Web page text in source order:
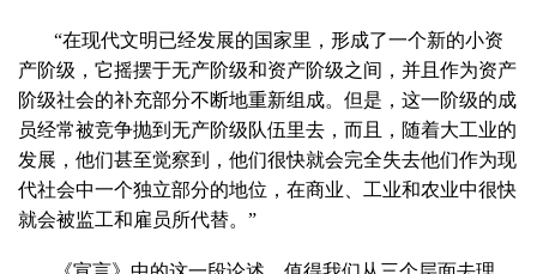
“在现代文明已经发展的国家里，形成了一个新的小资
产阶级，它摇摆于无产阶级和资产阶级之间，并且作为资产
阶级社会的补充部分不断地重新组成。但是，这一阶级的成
员经常被竞争抛到无产阶级队伍里去，而且，随着大工业的
发展，他们甚至觉察到，他们很快就会完全失去他们作为现
代社会中一个独立部分的地位，在商业、工业和农业中很快
就会被监工和雇员所代替。”